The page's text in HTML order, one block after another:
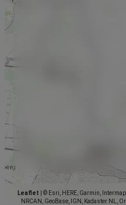
Leaflet
© Esri, HERE, Garmin,
NRCAN, GeoBase, IGN, Kadaster NL,